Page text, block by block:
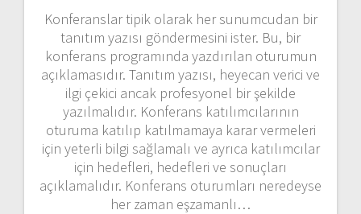
Konferanslar tipik olarak her sunumcudan bir
tanıtım yazısı göndermesini ister. Bu, bir
konferans programında yazdırılan oturumun
açıklamasıdır. Tanıtım yazısı, heyecan verici ve
ilgi çekici ancak profesyonel bir şekilde
yazılmalıdır. Konferans katılımcılarının
oturuma katılıp katılmamaya karar vermeleri
için yeterli bilgi sağlamalı ve ayrıca katılımcılar
için hedefleri, hedefleri ve sonuçları
açıklamalıdır. Konferans oturumları neredeyse
her zaman eşzamanlı…